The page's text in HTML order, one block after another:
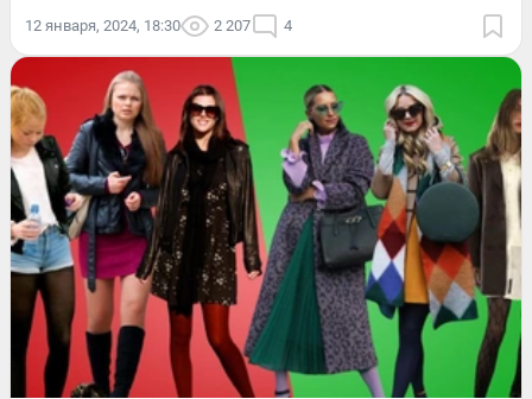
12 января, 2024, 18:30 2 207 4